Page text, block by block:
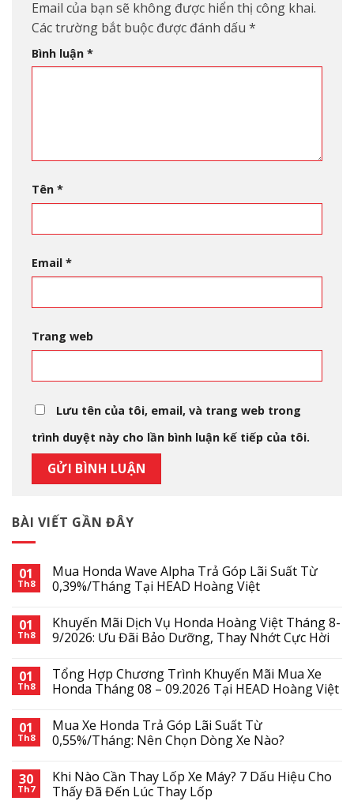
BÀI VIẾT GẦN ĐÂY
01
Th8
Mua Honda Wave Alpha Trả Góp Lãi Suất Từ
0,39%/Tháng Tại HEAD Hoàng Việt
01
Th8
Khuyến Mãi Dịch Vụ Honda Hoàng Việt Tháng 8-
9/2026: Ưu Đãi Bảo Dưỡng, Thay Nhớt Cực Hời
01
Th8
Tổng Hợp Chương Trình Khuyến Mãi Mua Xe
Honda Tháng 08 – 09.2026 Tại HEAD Hoàng Việt
01
Th8
Mua Xe Honda Trả Góp Lãi Suất Từ
0,55%/Tháng: Nên Chọn Dòng Xe Nào?
30
Th7
Khi Nào Cần Thay Lốp Xe Máy? 7 Dấu Hiệu Cho
Thấy Đã Đến Lúc Thay Lốp
Email của bạn sẽ không được hiển thị công khai.
Các trường bắt buộc được đánh dấu *
Bình luận *
Tên *
Email *
Trang web
Lưu tên của tôi, email, và trang web trong
trình duyệt này cho lần bình luận kế tiếp của tôi.